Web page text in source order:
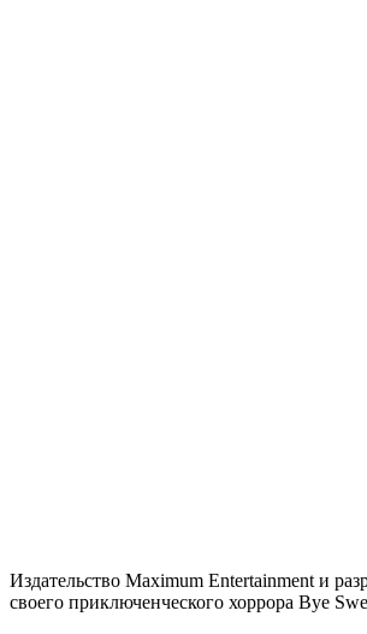
Издательство Maximum Entertainment и
своего приключенческого хоррора Bye